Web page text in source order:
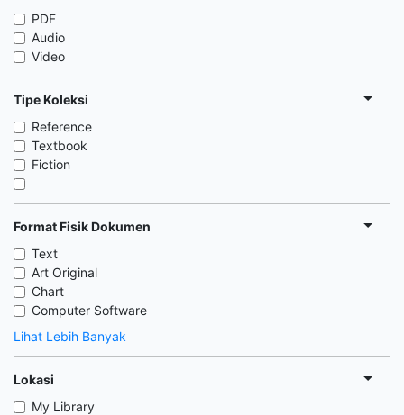
PDF
Audio
Video
Tipe Koleksi
Reference
Textbook
Fiction
Format Fisik Dokumen
Text
Art Original
Chart
Computer Software
Lihat Lebih Banyak
Lokasi
My Library